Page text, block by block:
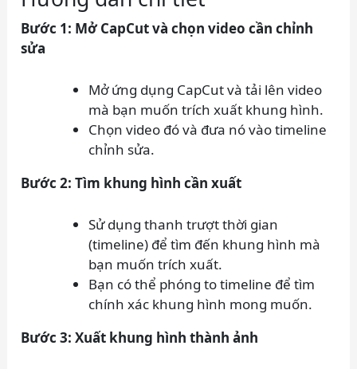
Bước 1: Mở CapCut và chọn video cần chỉnh
sửa
Mở ứng dụng CapCut và tải lên video
mà bạn muốn trích xuất khung hình.
Chọn video đó và đưa nó vào timeline
chỉnh sửa.
Bước 2: Tìm khung hình cần xuất
Sử dụng thanh trượt thời gian
(timeline) để tìm đến khung hình mà
bạn muốn trích xuất.
Bạn có thể phóng to timeline để tìm
chính xác khung hình mong muốn.
Bước 3: Xuất khung hình thành ảnh